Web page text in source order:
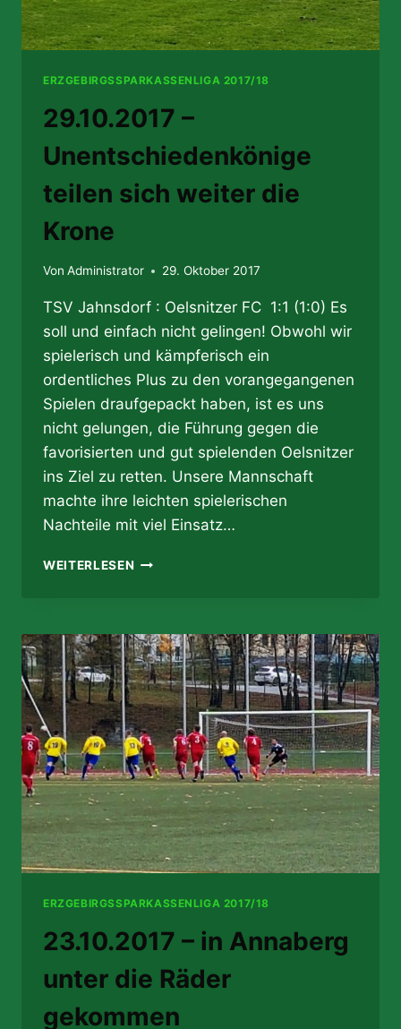
ERZGEBIRGSSPARKASSENLIGA 2017/18
29.10.2017 –
Unentschiedenkönige
teilen sich weiter die
Krone
Von Administrator 29. Oktober 2017
TSV Jahnsdorf : Oelsnitzer FC 1:1 (1:0) Es
soll und einfach nicht gelingen! Obwohl wir
spielerisch und kämpferisch ein
ordentliches Plus zu den vorangegangenen
Spielen draufgepackt haben, ist es uns
nicht gelungen, die Führung gegen die
favorisierten und gut spielenden Oelsnitzer
ins Ziel zu retten. Unsere Mannschaft
machte ihre leichten spielerischen
Nachteile mit viel Einsatz…
WEITERLESEN29.10.2017
SICH
WEITER
DIE
KRONE
ERZGEBIRGSSPARKASSENLIGA 2017/18
23.10.2017 – in Annaberg
unter die Räder
gekommen